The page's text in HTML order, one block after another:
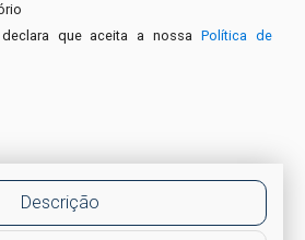
que aceita a nossaPolítica de
Descrição